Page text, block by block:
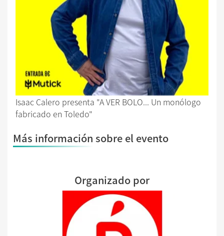
Isaac Calero presenta "A VER BOLO... Un monólogo
fabricado en Toledo"
Más información sobre el evento
Organizado por